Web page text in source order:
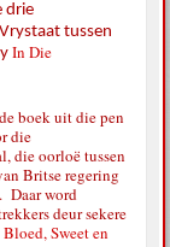
drie
tussen
In Die
boek uit die pen
die
die oorloë tussen
Britse regering
Daar word
deur sekere
Bloed, Sweet en